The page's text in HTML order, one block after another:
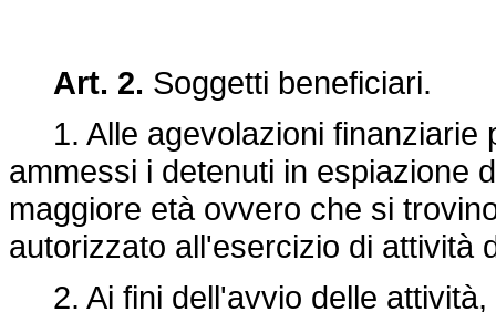
Art. 2. Soggetti beneficiari.
1. Alle agevolazioni finanziarie
ammessi i detenuti in espiazione
maggiore età ovvero che si
autorizzato all'esercizio di attività
2. Ai fini dell'avvio delle attività,